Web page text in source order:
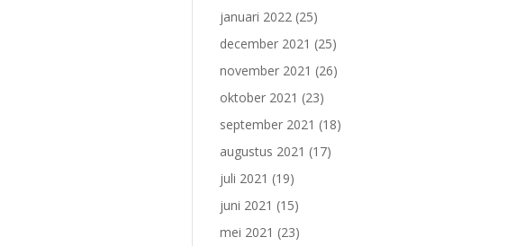
januari 2022 (25)
december 2021 (25)
november 2021 (26)
oktober 2021 (23)
september 2021 (18)
augustus 2021 (17)
juli 2021 (19)
juni 2021 (15)
mei 2021 (23)